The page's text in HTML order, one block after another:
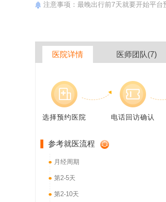
注意事项：最晚出行前7天就要开始平台
医院详情 医师团队(7)
选择预约医院 电话回访确认
参考就医流程
月经周期
第2-5天
第2-10天